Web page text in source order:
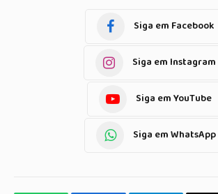
Siga em Facebook
Siga em Instagram
Siga em YouTube
Siga em WhatsApp